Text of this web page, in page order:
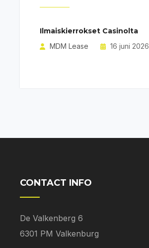
Ilmaiskierrokset Casinolta
MDM Lease 16 juni 2026
CONTACT INFO
De Valkenberg 6
6301 PM Valkenburg